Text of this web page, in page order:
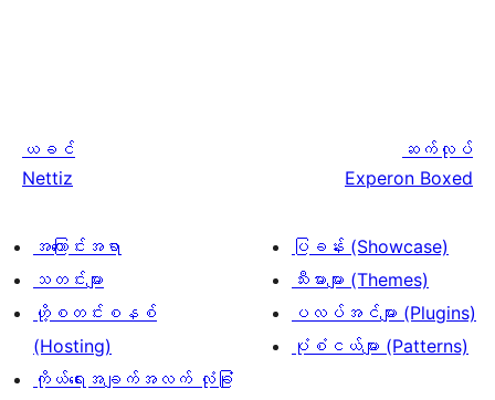
ယခင်
Nettiz
ဆက်လုပ်
Experon Boxed
အကြောင်းအရာ
သတင်းများ
ဟို့စတင်းစနစ်
(Hosting)
ကိုယ်ရေးအချက်အလက် လုံခြုံ
ပြခန်း (Showcase)
သီးမားများ (Themes)
ပလပ်အင်များ (Plugins)
ပုံစံငယ်များ (Patterns)